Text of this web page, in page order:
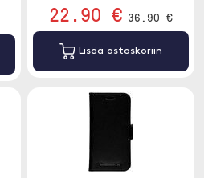
22.90 € 36.90 €
Lisää ostoskoriin